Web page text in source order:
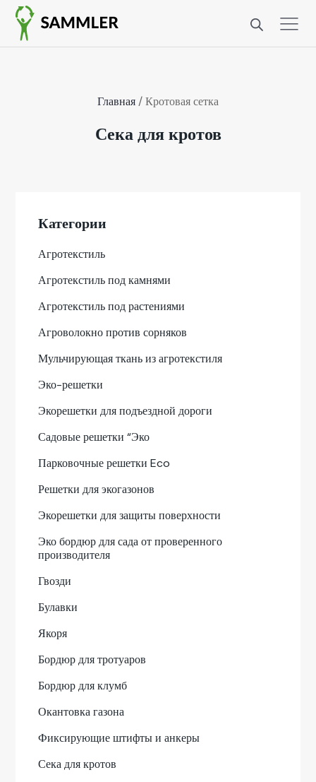
Главная / Кротовая сетка
Сека для кротов
Категории
Агротекстиль
Агротекстиль под камнями
Агротекстиль под растениями
Агроволокно против сорняков
Мульчирующая ткань из агротекстиля
Эко-решетки
Экорешетки для подъездной дороги
Садовые решетки “Эко
Парковочные решетки Eco
Решетки для экогазонов
Экорешетки для защиты поверхности
Эко бордюр для сада от проверенного
производителя
Гвозди
Булавки
Якоря
Бордюр для тротуаров
Бордюр для клумб
Окантовка газона
Фиксирующие штифты и анкеры
Сека для кротов